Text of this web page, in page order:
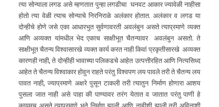
त्या सोन्याला लगड असे म्हणतात पुन्हा लगडीचा घनवट आकार ज्यावेळी नाहीसा
होतो त्या वेळी त्याच सोन्याचे निरनिराळे अलंकार होतात. अलंकार व लगड या
दोन्हीचे होणे जसे एका आधारभुत सुर्वणावरती अवलंबुन असते त्याप्रमाणे व्यक्त
आणि अव्यक्त यांमधील भेद एकाच साक्षीभूत चैतन्यावर अवलंबुन असतो. ते
साक्षीभूत चैतन्य विश्वासारखे व्यक्त कार्य करत नाही किवां प्रकृतीसारखे अव्यक्त
कारणही नाही, ते दोन्हीही भावाच्या पलिकडचे आहेत उत्पत्तीरहित आणि नित्यसिध्द
आहेत ते चैतन्य विश्वाकार होवुन राहते परंतु विश्वपण लय पावले तरी ते चैतन्य लय
पावत नाही, ज्याप्रमाणे अक्षरे पुसून टाकली तरी त्यातुन निर्माण होणारा आशय
पुसला जात नाही असे पाहा की पाण्यावर तरंग येतात व जातात परंतु पाणी हे